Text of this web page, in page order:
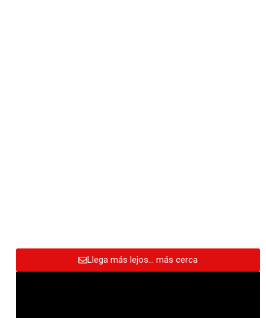
Llega más lejos… más cerca